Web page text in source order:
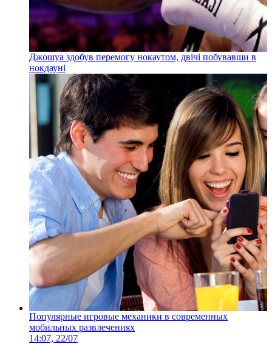
Джошуа здобув перемогу нокаутом, двічі побувавши в
нокдауні
Популярные игровые механики в современных
мобильных развлечениях
14:07, 22/07